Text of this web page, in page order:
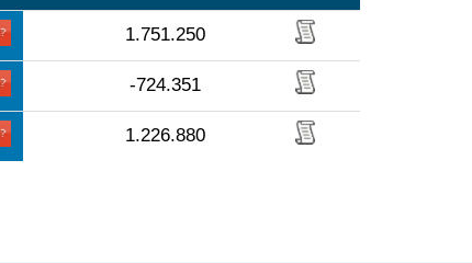
1.751.250
-724.351
1.226.880